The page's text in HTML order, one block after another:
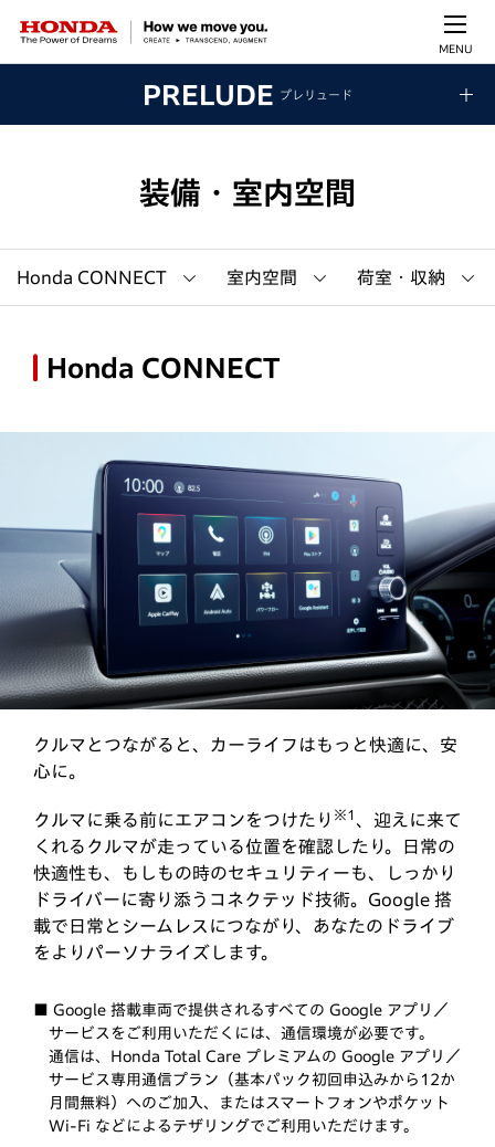
MENU
PRELUDE プレリュード
装備・室内空間
Honda CONNECT 室内空間 荷室・収納
Honda CONNECT
クルマとつながると、カーライフはもっと快適に、安
心に。
クルマに乗る前にエアコンをつけたり ※1 、迎えに来て
くれるクルマが走っている位置を確認したり。日常の
快適性も、もしもの時のセキュリティーも、しっかり
ドライバーに寄り添うコネクテッド技術。Google 搭
載で日常とシームレスにつながり、あなたのドライブ
をよりパーソナライズします。
■ Google 搭載車両で提供されるすべての Google アプリ／
サービスをご利用いただくには、通信環境が必要です。
通信は、Honda Total Care プレミアムの Google アプリ／
サービス専用通信プラン（基本パック初回申込みから12か
月間無料）へのご加入、またはスマートフォンやポケット
Wi-Fi などによるテザリングでご利用いただけます。